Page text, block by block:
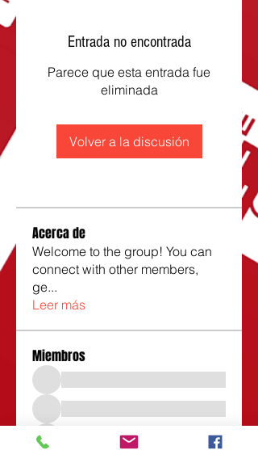
Entrada no encontrada
Parece que esta entrada fue
eliminada
Volver a la discusión
Acerca de
Welcome to the group! You can
connect with other members,
ge...
Leer más
Miembros